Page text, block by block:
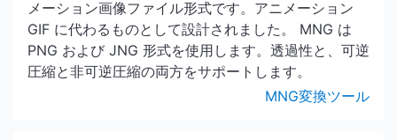
メーション画像ファイル形式です。アニメーション
GIF に代わるものとして設計されました。 MNG は
PNG および JNG 形式を使用します。透過性と、可逆
圧縮と非可逆圧縮の両方をサポートします。
MNG変換ツール